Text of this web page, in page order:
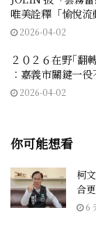
唯美詮釋「愉悅流
2026-04-02
２０２６在野｢
︰嘉義市關鍵一
2026-04-02
你可能想看
柯
合
6